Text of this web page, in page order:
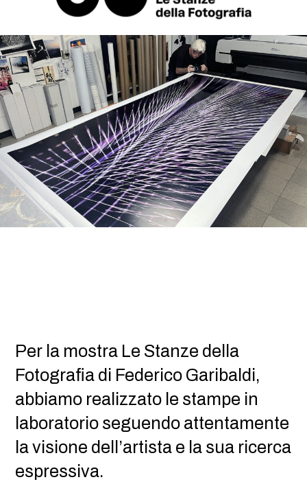
Per la mostra Le Stanze della
Fotografia di Federico Garibaldi,
abbiamo realizzato le stampe in
laboratorio seguendo attentamente
la visione dell’artista e la sua ricerca
espressiva.